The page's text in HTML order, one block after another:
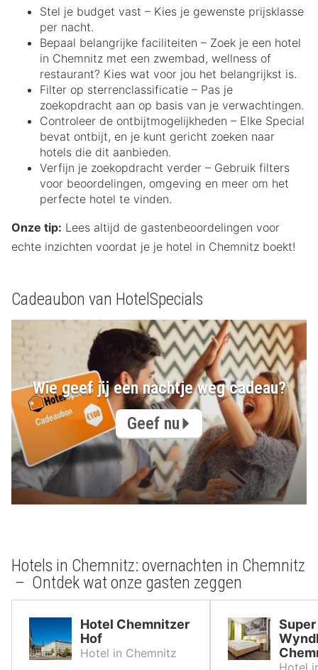
Stel je budget vast – Kies je gewenste prijsklasse
per nacht.
Bepaal belangrijke faciliteiten – Zoek je een hotel
in Chemnitz met een zwembad, wellness of
restaurant? Kies wat voor jou het belangrijkst is.
Filter op sterrenclassificatie – Pas je
zoekopdracht aan op basis van je verwachtingen.
Controleer de ontbijtmogelijkheden – Elke Special
bevat ontbijt, en je kunt gericht zoeken naar
hotels die dit aanbieden.
Verfijn je zoekopdracht verder – Gebruik filters
voor beoordelingen, omgeving en meer om het
perfecte hotel te vinden.
Onze tip: Lees altijd de gastenbeoordelingen voor
echte inzichten voordat je je hotel in Chemnitz boekt!
Cadeaubon van HotelSpecials
Wie geef jij een nachtje weg cadeau?
Geef nu
Hotels in Chemnitz: overnachten in Chemnitz
– Ontdek wat onze gasten zeggen
Hotel Chemnitzer
Hof
Hotel in Chemnitz
Hotel